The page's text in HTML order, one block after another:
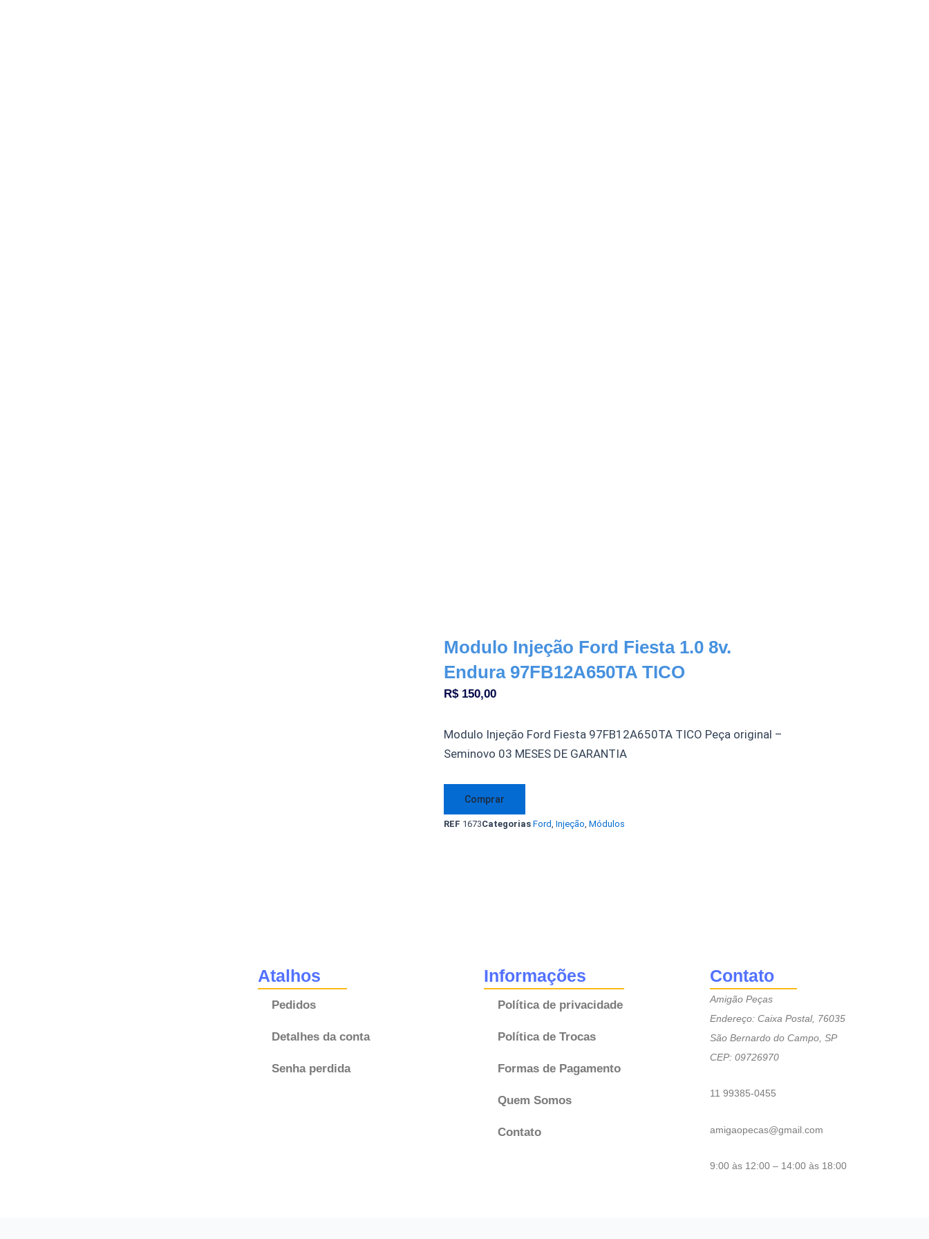
Modulo Injeção Ford Fiesta 1.0 8v.
Endura 97FB12A650TA TICO
R$150,00
Modulo Injeção Ford Fiesta 97FB12A650TA TICO Peça original –
Seminovo 03 MESES DE GARANTIA
Modulo
Injeção
Ford
quantidade
Comprar
REF 1673Categorias Ford Injeção Módulos
Atalhos
Pedidos
Detalhes da conta
Senha perdida
Informações
Política de privacidade
Política de Trocas
Formas de Pagamento
Quem Somos
Contato
Contato
Amigão Peças
Endereço: Caixa Postal, 76035
São Bernardo do Campo, SP
CEP: 09726970
11 99385-0455
amigaopecas@gmail.com
9:00 às 12:00 – 14:00 às 18:00